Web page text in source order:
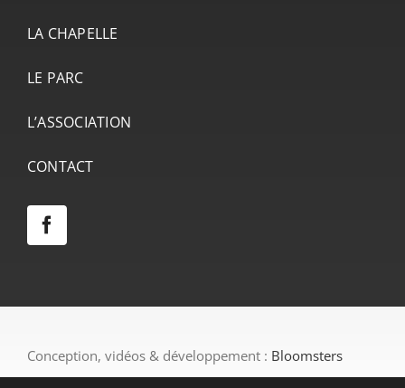
LA CHAPELLE
LE PARC
L’ASSOCIATION
CONTACT
Conception, vidéos & développement : Bloomsters